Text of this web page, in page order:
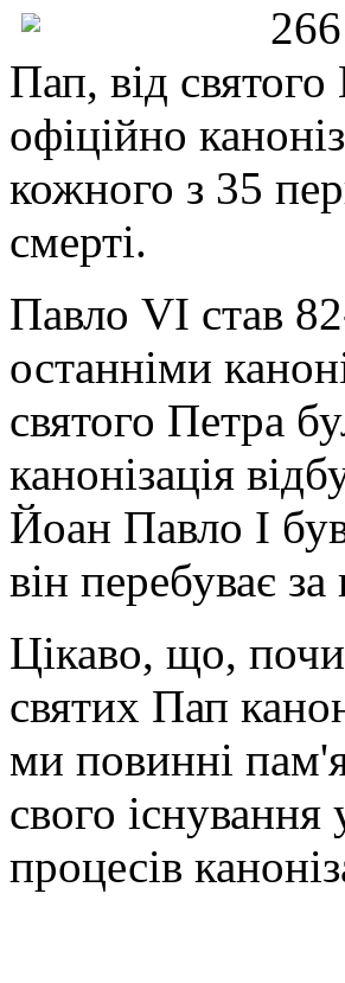
Пап, від
офіційно
кожного з 35
смерті.
Павло VI став
останніми
святого Петра
канонізація
Йоан Павло І
він перебуває за
Цікаво, що,
святих Пап
ми повинні
свого
процесів